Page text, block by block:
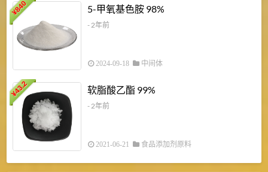
¥
840 5-甲氧基色胺 98%
- 2年前
2024-09-18 中间体
¥
43.2 软脂酸乙酯 99%
- 2年前
2021-06-21 食品添加剂原料